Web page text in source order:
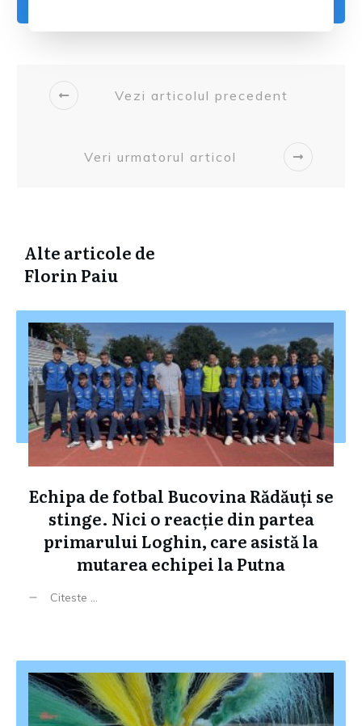
Vezi articolul precedent
Veri urmatorul articol
Alte articole de
Florin Paiu
Echipa de fotbal Bucovina Rădăuți se
stinge. Nici o reacție din partea
primarului Loghin, care asistă la
mutarea echipei la Putna
Citeste ...